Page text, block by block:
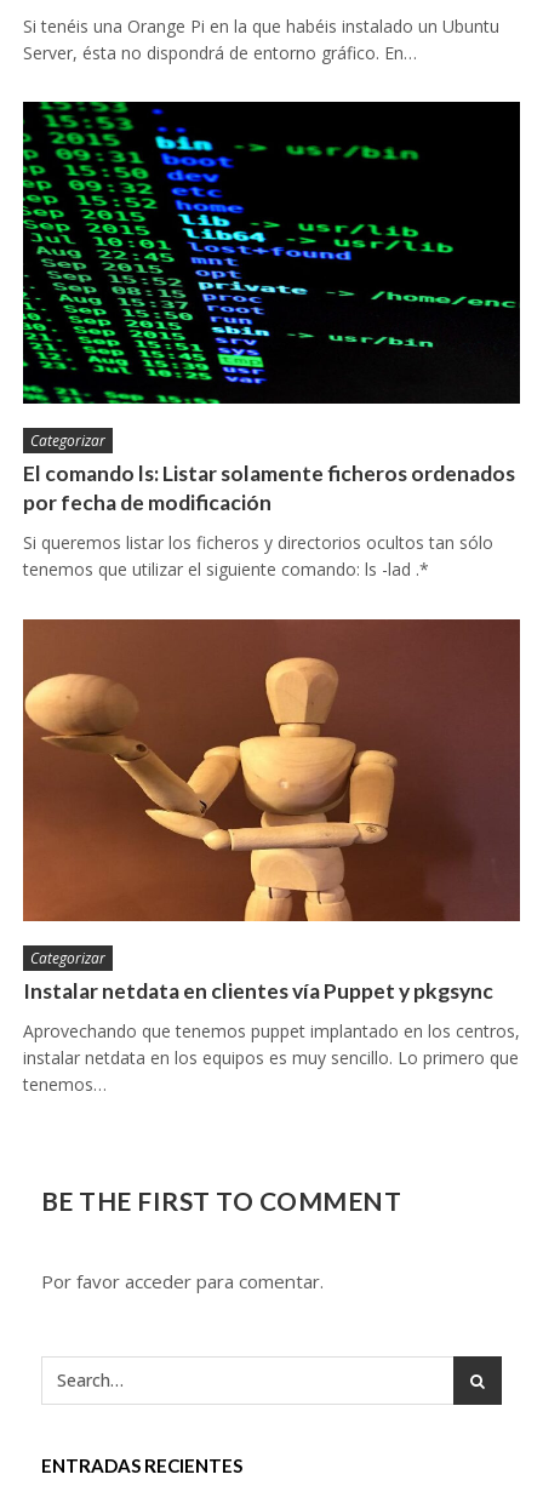
Si tenéis una Orange Pi en la que habéis instalado un Ubuntu
Server, ésta no dispondrá de entorno gráfico. En…
Categorizar
El comando ls: Listar solamente ficheros ordenados
por fecha de modificación
Si queremos listar los ficheros y directorios ocultos tan sólo
tenemos que utilizar el siguiente comando: ls -lad .*
Categorizar
Instalar netdata en clientes vía Puppet y pkgsync
Aprovechando que tenemos puppet implantado en los centros,
instalar netdata en los equipos es muy sencillo. Lo primero que
tenemos…
BE THE FIRST TO COMMENT
Por favor acceder para comentar.
ENTRADAS RECIENTES